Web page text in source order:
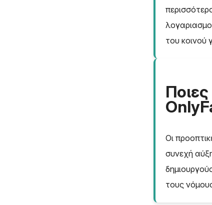
του κοινού
Οι
συνεχή
τους